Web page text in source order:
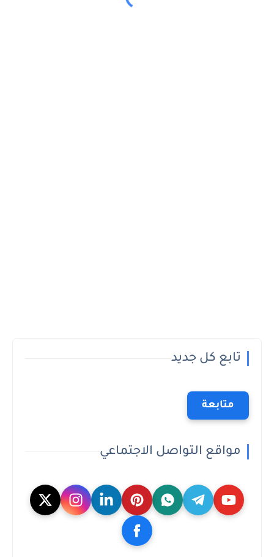
تابع كل جديد
متابعة
مواقع التواصل الاجتماعي